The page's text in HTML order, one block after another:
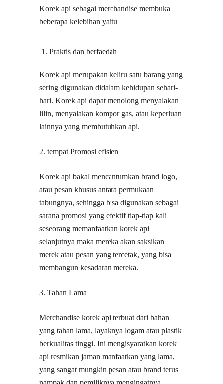
Korek api sebagai merchandise membuka
beberapa kelebihan yaitu
Praktis dan berfaedah
Korek api merupakan keliru satu barang yang
sering digunakan didalam kehidupan sehari-
hari. Korek api dapat menolong menyalakan
lilin, menyalakan kompor gas, atau keperluan
lainnya yang membutuhkan api.
2. tempat Promosi efisien
Korek api bakal mencantumkan brand logo,
atau pesan khusus antara permukaan
tabungnya, sehingga bisa digunakan sebagai
sarana promosi yang efektif tiap-tiap kali
seseorang memanfaatkan korek api
selanjutnya maka mereka akan saksikan
merek atau pesan yang tercetak, yang bisa
membangun kesadaran mereka.
3. Tahan Lama
Merchandise korek api terbuat dari bahan
yang tahan lama, layaknya logam atau plastik
berkualitas tinggi. Ini mengisyaratkan korek
api resmikan jaman manfaatkan yang lama,
yang sangat mungkin pesan atau brand terus
nampak dan pemiliknya mengingatnya